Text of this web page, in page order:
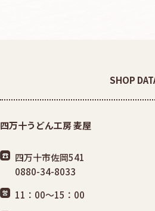
SHOP
四万十うどん工房 麦屋
四万十市佐岡541
0880-34-8033
11：00～15：00